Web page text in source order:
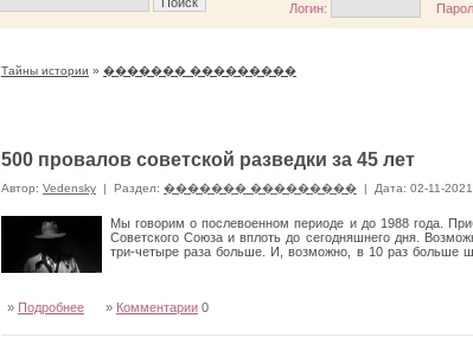
Логин:
Тайны истории » ������� ���������
500 провалов советской разведки за 45 лет
Автор: Vedensky | Раздел: ������� ��������� | Дата: 02-11-
Мы говорим о послевоенном периоде и до 1988 года.
Советского Союза и вплоть до сегодняшнего дня.
три-четыре раза больше. И, возможно, в 10 раз больше
» Подробнее » Комментарии 0